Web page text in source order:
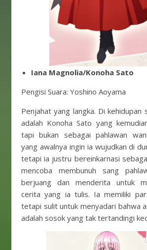
Iana Magnolia/Konoha Sato
Pengisi Suara: Yoshino Aoyama
Penjahat yang langka. Di kehidupan
adalah Konoha Sato yang
tapi bukan sebagai pahlawan
yang awalnya ingin ia wujudkan di
tetapi ia justru bereinkarnasi
mencoba membunuh sang
berjuang dan menderita untuk
cerita yang ia tulis. Ia memiliki
tetapi sulit untuk menyadari bahwa
adalah sosok yang tak tertandingi